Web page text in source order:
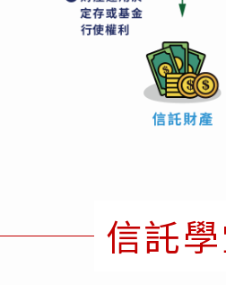
信託